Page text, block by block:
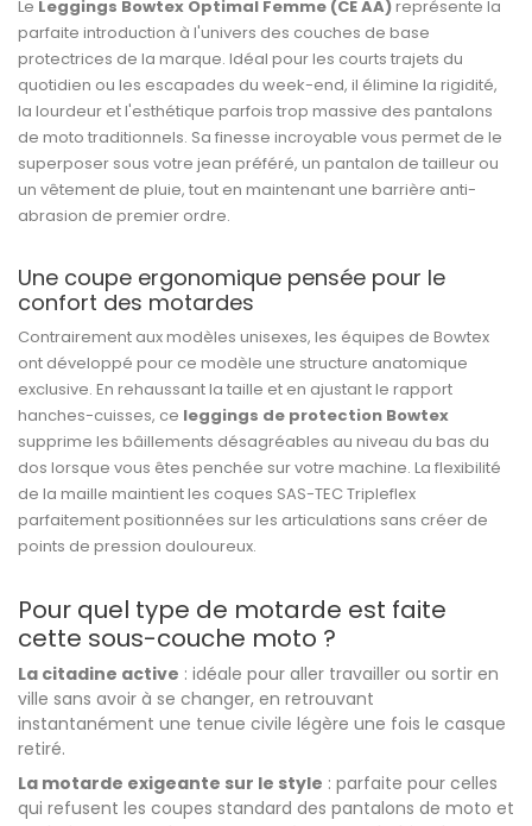
Le Leggings Bowtex Optimal Femme (CE AA)représente la
parfaite introduction à l'univers des couches de base
protectrices de la marque. Idéal pour les courts trajets du
quotidien ou les escapades du week-end, il élimine la rigidité,
la lourdeur et l'esthétique parfois trop massive des pantalons
de moto traditionnels. Sa finesse incroyable vous permet de le
superposer sous votre jean préféré, un pantalon de tailleur ou
un vêtement de pluie, tout en maintenant une barrière anti-
abrasion de premier ordre.
Une coupe ergonomique pensée pour le
confort des motardes
Contrairement aux modèles unisexes, les équipes de Bowtex
ont développé pour ce modèle une structure anatomique
exclusive. En rehaussant la taille et en ajustant le rapport
hanches-cuisses, ce leggings de protection Bowtex
supprime les bâillements désagréables au niveau du bas du
dos lorsque vous êtes penchée sur votre machine. La flexibilité
de la maille maintient les coques SAS-TEC Tripleflex
parfaitement positionnées sur les articulations sans créer de
points de pression douloureux.
Pour quel type de motarde est faite
cette sous-couche moto ?
La citadine active : idéale pour aller travailler ou sortir en
ville sans avoir à se changer, en retrouvant
instantanément une tenue civile légère une fois le casque
retiré.
La motarde exigeante sur le style : parfaite pour celles
qui refusent les coupes standard des pantalons de moto et